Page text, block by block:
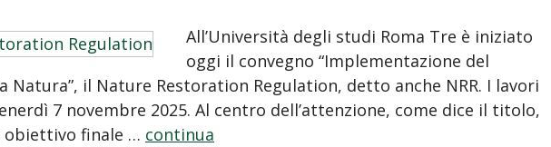
All’Università degli studi Roma Tre è iniziato
oggi il convegno “Implementazione del
Natura”, il Nature Restoration Regulation, detto anche NRR. I lavori
7 novembre 2025. Al centro dell’attenzione, come dice il titolo,
obiettivo finale … continua